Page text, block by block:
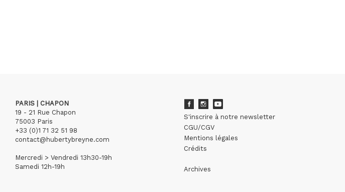
PARIS | CHAPON
19 - 21 Rue Chapon
75003 Paris
+33 (0)1 71 32 51 98
contact@hubertybreyne.com
Mercredi > Vendredi 13h30-19h
Samedi 12h-19h
S'inscrire à notre newsletter
CGU/CGV
Mentions légales
Crédits
Archives